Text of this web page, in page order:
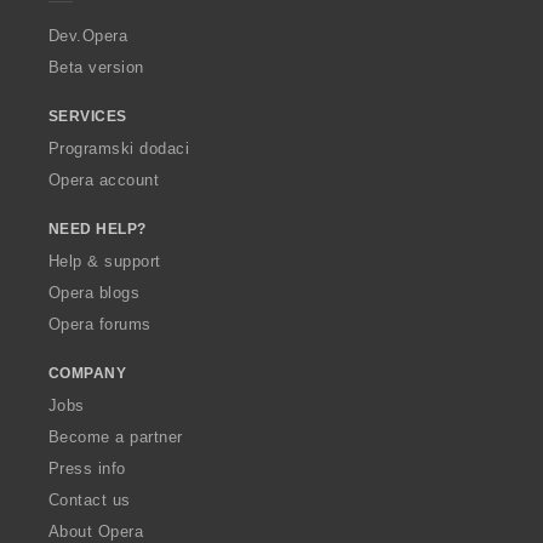
a
Dev.Opera
Beta version
SERVICES
Programski dodaci
Opera account
NEED HELP?
Help & support
Opera blogs
Opera forums
COMPANY
Jobs
Become a partner
Press info
Contact us
About Opera